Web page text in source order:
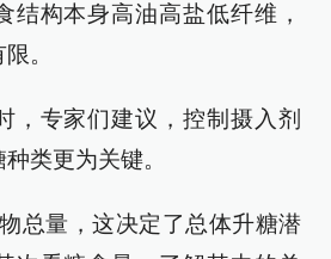
结构本身高油高盐低纤维，
。
，专家们建议，控制摄入剂
类更为关键。
总量，这决定了总体升糖潜